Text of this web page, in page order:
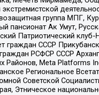
экстремистской
группа МПГ,
пансионат Ак Умут,
Патриотический
граждан СССР
РСФСР СССР
Районов, Meta Platforms
Региональное
Советской
Этническое